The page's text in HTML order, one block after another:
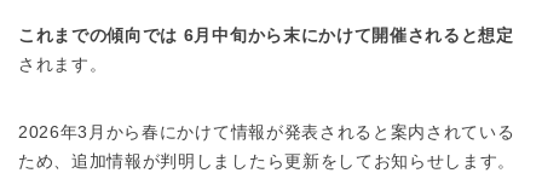
これまでの傾向では 6月中旬から末にかけて開催されると想定
されます。
2026年3月から春にかけて情報が発表されると案内されている
ため、追加情報が判明しましたら更新をしてお知らせします。